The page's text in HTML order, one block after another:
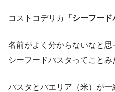
コストコデリカ 「シーフー
名前がよく分からないなと
シーフードパスタってことみ
パスタとパエリア（米）が